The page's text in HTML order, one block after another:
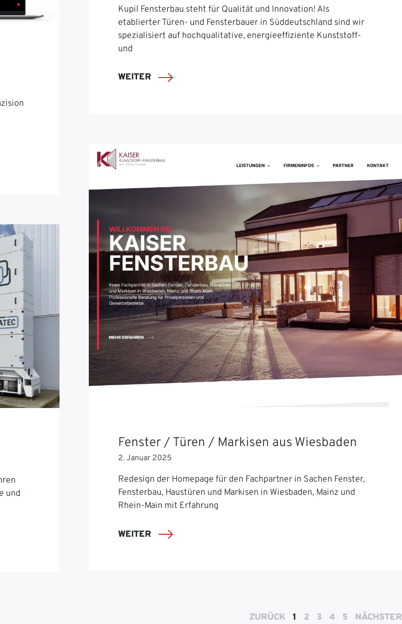
Kupil Fensterbau steht für Qualität und Innovation! Als
etablierter Türen- und Fensterbauer in Süddeutschland sind wir
spezialisiert auf hochqualitative, energieeffiziente Kunststoff-
und
WEITER
und
Fenster / Türen / Markisen aus Wiesbaden
2. Januar 2025
Redesign der Homepage für den Fachpartner in Sachen Fenster,
Fensterbau, Haustüren und Markisen in Wiesbaden, Mainz und
Rhein-Main mit Erfahrung
WEITER
ZURÜCK 1 2 3 4 5 NÄCHSTER